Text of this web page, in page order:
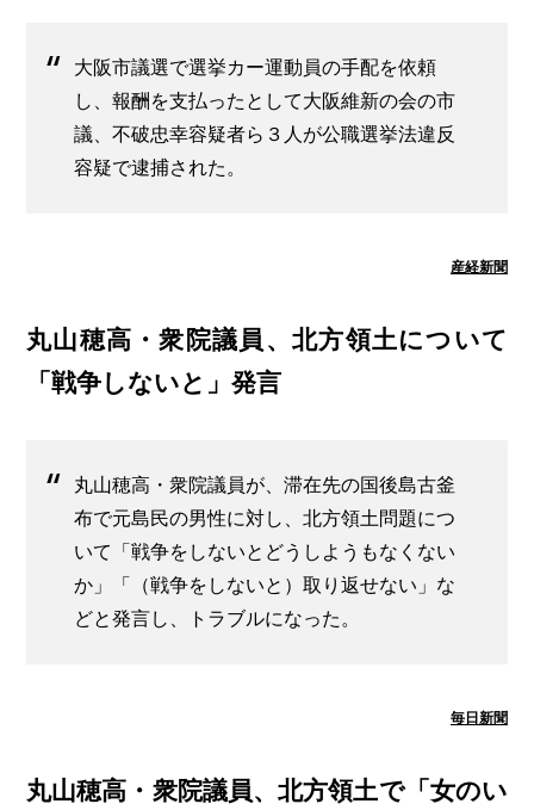
大阪市議選で選挙カー運動員の手配を依頼
し、報酬を支払ったとして大阪維新の会の市
議、不破忠幸容疑者ら３人が公職選挙法違反
容疑で逮捕された。
産経新聞
丸山穂高・衆院議員、北方領土について
「戦争しないと」発言
丸山穂高・衆院議員が、滞在先の国後島古釜
布で元島民の男性に対し、北方領土問題につ
いて「戦争をしないとどうしようもなくない
か」「（戦争をしないと）取り返せない」な
どと発言し、トラブルになった。
毎日新聞
丸山穂高・衆院議員、北方領土で「女のい